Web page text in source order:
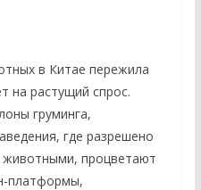
в Китае пережила
на растущий спрос.
груминга,
где разрешено
процветают
платформы,